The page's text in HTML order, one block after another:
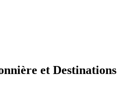
et Destinations